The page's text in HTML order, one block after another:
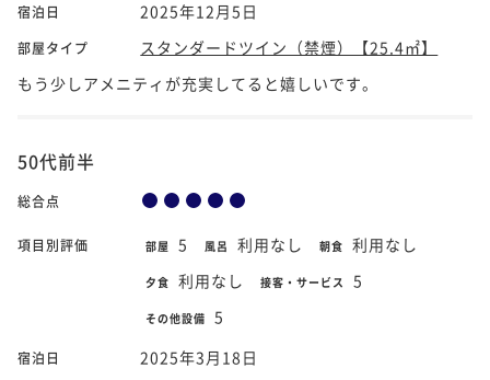
宿泊日 2025年12月5日
部屋タイプ
スタンダードツイン（禁煙）【25.4㎡】
もう少しアメニティが充実してると嬉しいです。
50代前半
総合点
項目別評価 部屋 5 風呂 利用なし 朝食 利用なし
夕食 利用なし 接客・サービス 5
その他設備 5
宿泊日 2025年3月18日